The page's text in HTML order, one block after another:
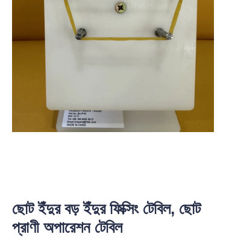
ছোট ইঁদুর বড় ইঁদুর ফিক্সিং টেবিল, ছোট
প্রাণী অপারেশন টেবিল